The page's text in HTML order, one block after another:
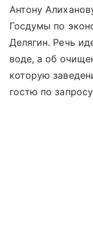
Антону
Госдумы по
Делягин. Речь
воде, а об
которую
гостю по